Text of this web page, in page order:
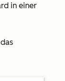
in einer